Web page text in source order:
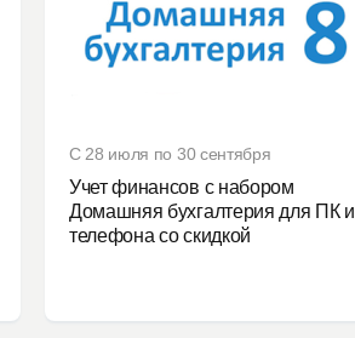
С 28 июля по 30 сентября
Учет финансов с набором
Домашняя бухгалтерия для ПК и
телефона со скидкой